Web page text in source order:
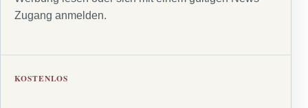
Zugang anmelden.
KOSTENLOS